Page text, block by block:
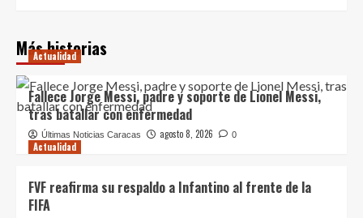
Más historias
Actualidad
Fallece Jorge Messi, padre y soporte de Lionel Messi,
tras batallar con enfermedad
Últimas Noticias Caracas agosto 8, 2026 0
Actualidad
FVF reafirma su respaldo a Infantino al frente de la
FIFA